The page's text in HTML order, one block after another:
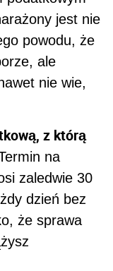
jest nie
powodu, że
ale
nie wie,
z którą
na
zaledwie 30
dzień bez
że sprawa